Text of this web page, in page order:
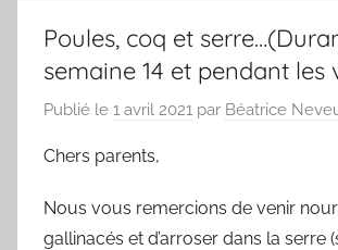
Poules, coq et
semaine 14 et pendant les
Publié le 1 avril 2021 par Béatrice
Chers parents,
Nous vous remercions de venir
gallinacés et d’arroser dans la serre